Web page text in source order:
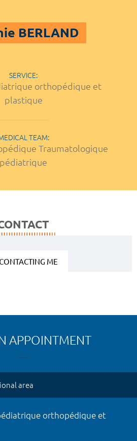
BERLAND
SERVICE:
orthopédique et
plastique
TEAM:
Traumatologique
pédiatrique
ME
APPOINTMENT
area
orthopédique et